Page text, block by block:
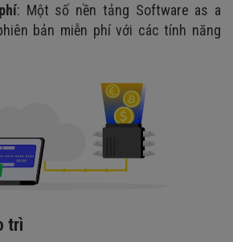
: Một số nền tảng Software as a
bản miễn phí với các tính năng
trì